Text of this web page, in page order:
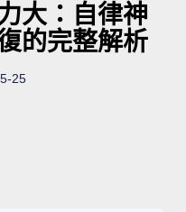
大：自律神
的完整解析
25